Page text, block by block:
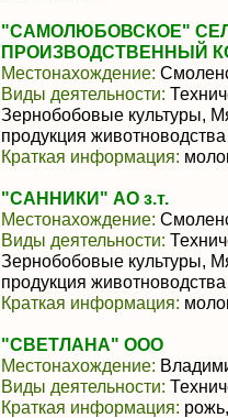
"САМОЛЮБОВСКОЕ"
ПРОИЗВОДСТВЕННЫЙ
Местонахождение:
Виды деятельности:
Зернобобовые культуры,
продукция животноводства
Краткая информация:
"САННИКИ" АО з.т.
Местонахождение:
Виды деятельности:
Зернобобовые культуры,
продукция животноводства
Краткая информация:
"СВЕТЛАНА" ООО
Местонахождение:
Виды деятельности:
Краткая информация: